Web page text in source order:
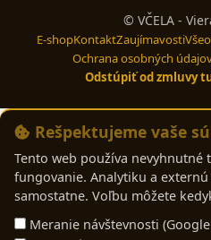
© VČELA -
E-shopKontaktZaujímavosti
Ochrana osobných
Odstúpiť od zmluvy
Rešpektujeme vaše
Tento web používa nevyhnutné
fungovanie. Analytiku a
samostatne. Voľbu môžete
Meranie návštevnosti